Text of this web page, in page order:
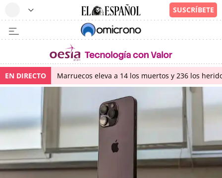
EN DIRECTO Marruecos eleva a 14 los muertos y 236 los